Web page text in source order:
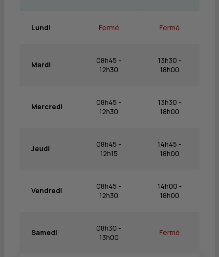
Lundi Fermé Fermé
Mardi
08h45 -
12h30
13h30 -
18h00
Mercredi
08h45 -
12h30
13h30 -
18h00
Jeudi
08h45 -
12h15
14h45 -
18h00
Vendredi
08h45 -
12h30
14h00 -
18h00
Samedi
08h30 -
13h00
Fermé